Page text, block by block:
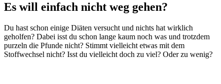
Es will einfach nicht weg gehen?
Du hast schon einige Diäten versucht und nichts hat wirklich
geholfen? Dabei isst du schon lange kaum noch was und trotzdem
purzeln die Pfunde nicht? Stimmt vielleicht etwas mit dem
Stoffwechsel nicht? Isst du vielleicht doch zu viel? Oder zu wenig?